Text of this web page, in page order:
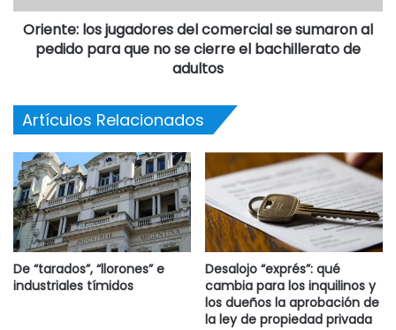
Oriente: los jugadores del comercial se sumaron al
pedido para que no se cierre el bachillerato de
adultos
Artículos Relacionados
De “tarados”, “llorones” e
industriales tímidos
Desalojo “exprés”: qué
cambia para los inquilinos y
los dueños la aprobación de
la ley de propiedad privada